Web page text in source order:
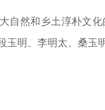
自然和乡土淳朴文
玉明、李明太、桑玉